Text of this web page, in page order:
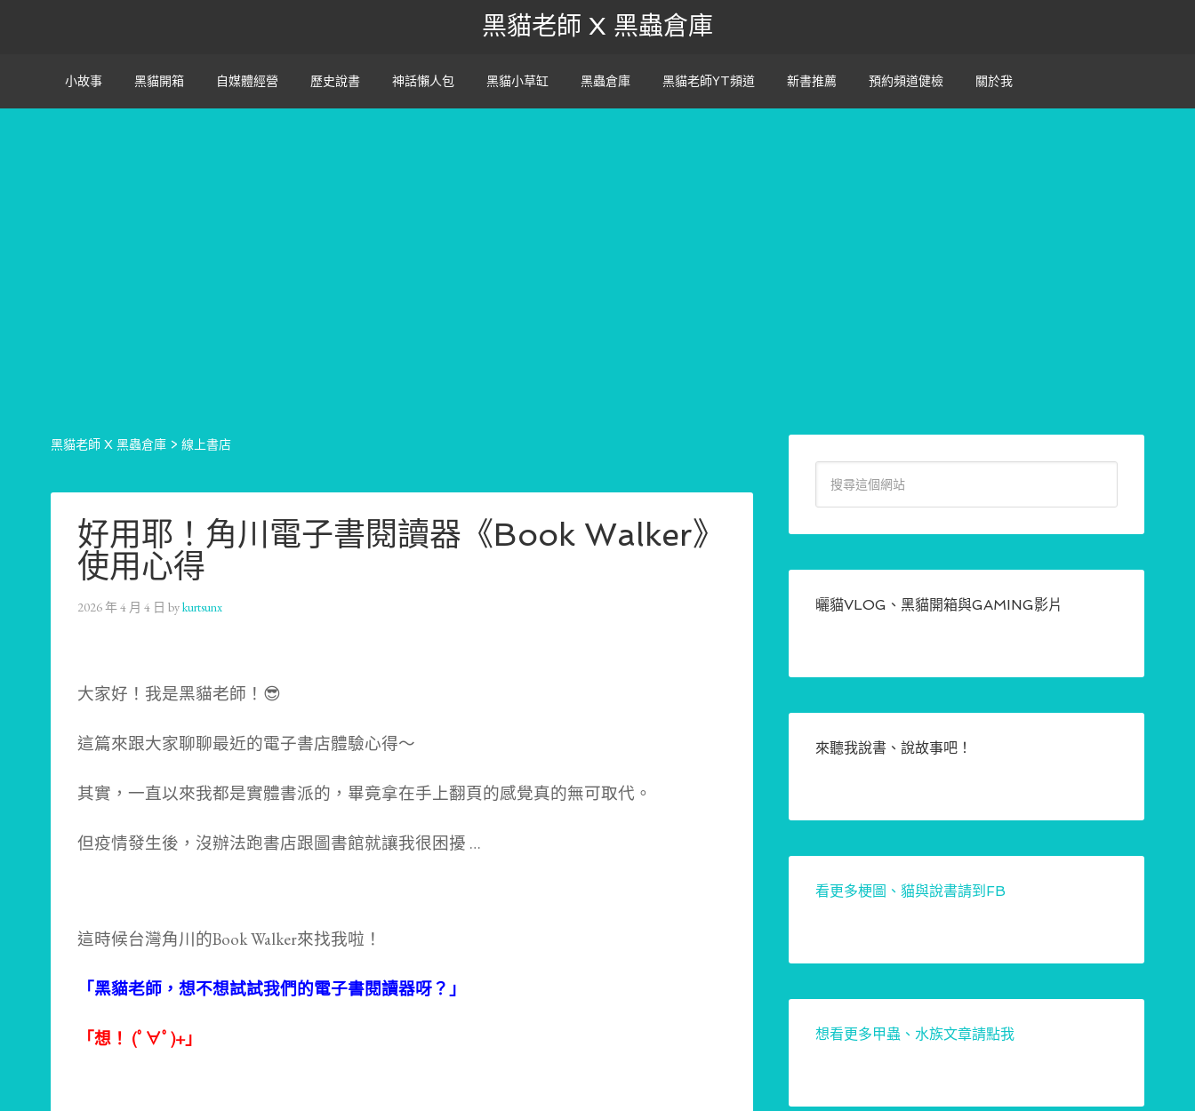
黑貓老師 X 黑蟲倉庫
小故事 黑貓開箱 自媒體經營 歷史說書 神話懶人包 黑貓小草缸 黑蟲倉庫 黑貓老師YT頻道 新書推薦 預約頻道健檢 關於我
黑貓老師 X 黑蟲倉庫 > 線上書店
好用耶！角川電子書閱讀器《Book Walker》
使用心得
2026 年 4 月 4 日 bykurtsunx
大家好！我是黑貓老師！😎
這篇來跟大家聊聊最近的電子書店體驗心得～
其實，一直以來我都是實體書派的，畢竟拿在手上翻頁的感覺真的無可取代。
但疫情發生後，沒辦法跑書店跟圖書館就讓我很困擾 …
這時候台灣角川的Book Walker來找我啦！
「黑貓老師，想不想試試我們的電子書閱讀器呀？」
「想！ (ﾟ∀ﾟ)+」
曬貓VLOG、黑貓開箱與GAMING影片
來聽我說書、說故事吧！
看更多梗圖、貓與說書請到FB
想看更多甲蟲、水族文章請點我